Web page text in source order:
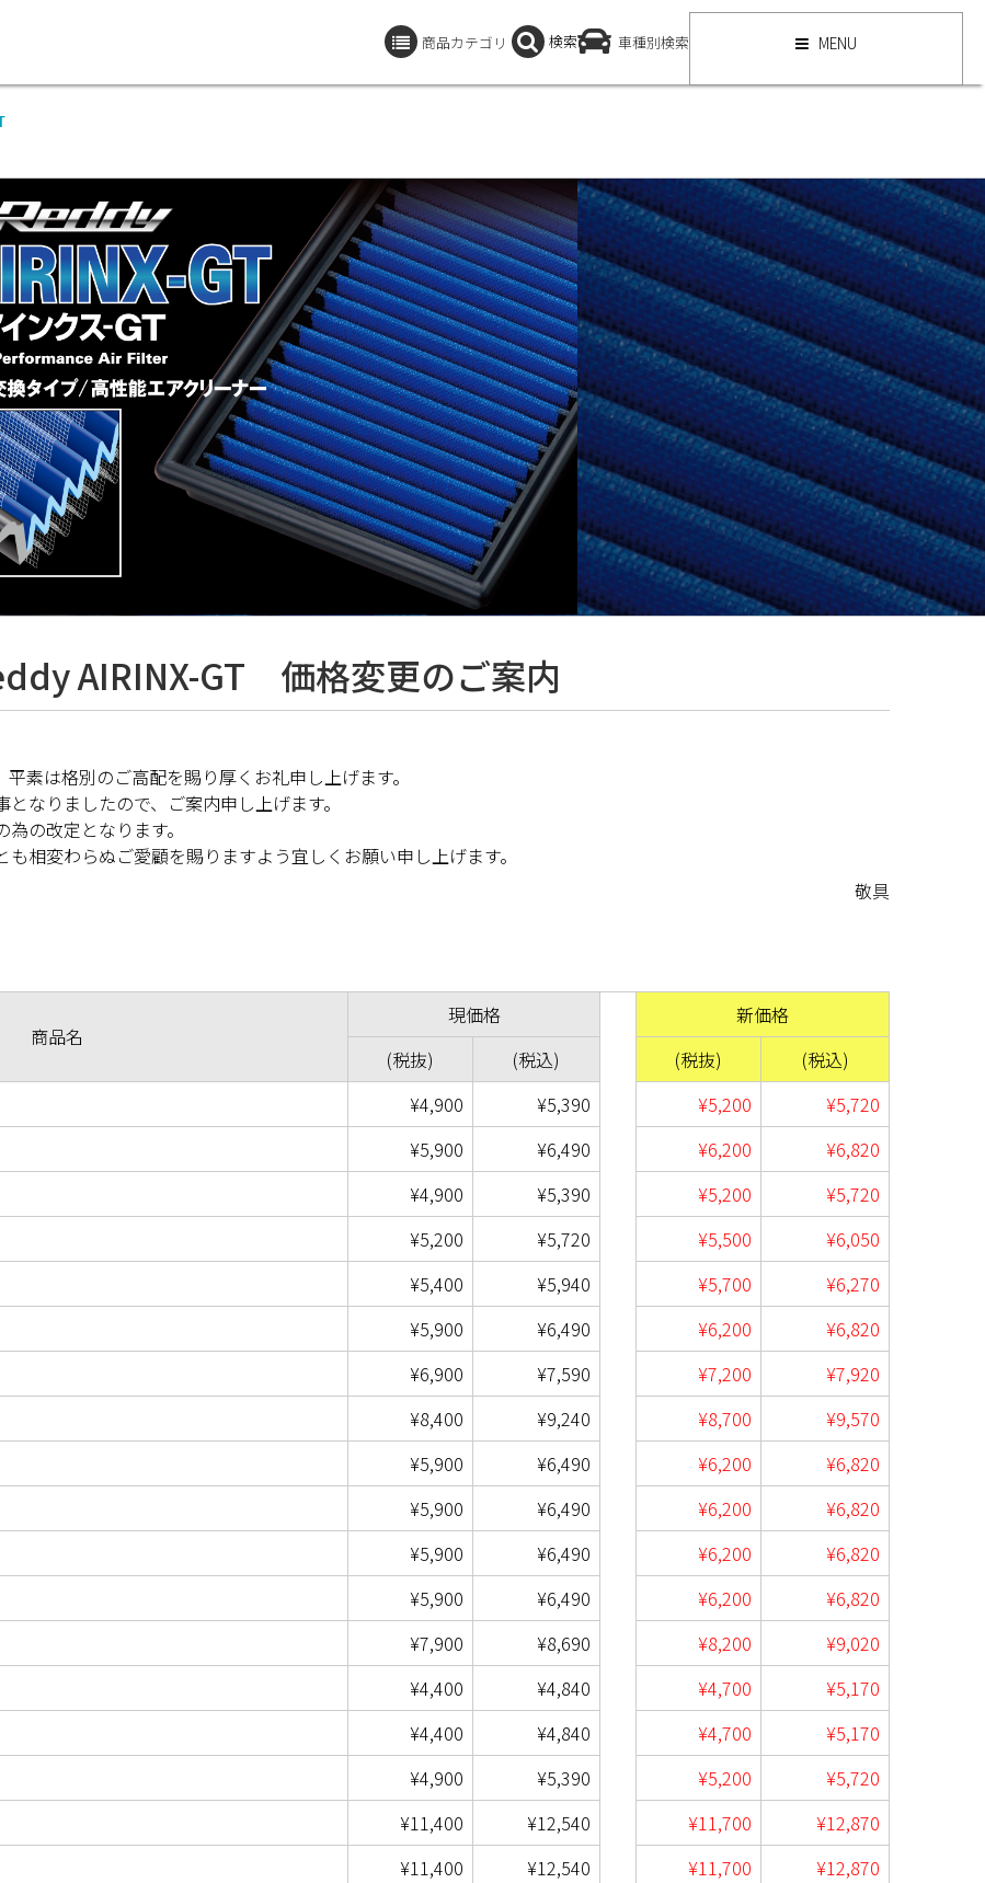
商品カテゴリ 検索 車種別検索 MENU
AIRINX-GT 価格変更のご案内
素は格別のご高配を賜り厚くお礼申し上げます。
なりましたので、ご案内申し上げます。
の改定となります。
相変わらぬご愛顧を賜りますよう宜しくお願い申し上げます。
敬具
商品名
現価格
新価格
(税抜)
(税込) (税抜)
(税込)
¥4,900 ¥5,390 ¥5,200
¥5,720
¥5,900 ¥6,490 ¥6,200
¥6,820
¥4,900 ¥5,390 ¥5,200
¥5,720
¥5,200 ¥5,720 ¥5,500
¥6,050
¥5,400 ¥5,940 ¥5,700
¥6,270
¥5,900 ¥6,490 ¥6,200
¥6,820
¥6,900 ¥7,590 ¥7,200
¥7,920
¥8,400 ¥9,240 ¥8,700
¥9,570
¥5,900 ¥6,490 ¥6,200
¥6,820
¥5,900 ¥6,490 ¥6,200
¥6,820
¥5,900 ¥6,490 ¥6,200
¥6,820
¥5,900 ¥6,490 ¥6,200
¥6,820
¥7,900 ¥8,690 ¥8,200
¥9,020
¥4,400 ¥4,840 ¥4,700
¥5,170
¥4,400 ¥4,840 ¥4,700
¥5,170
¥4,900 ¥5,390 ¥5,200
¥5,720
¥11,400 ¥12,540 ¥11,700
¥12,870
¥11,400 ¥12,540 ¥11,700
¥12,870